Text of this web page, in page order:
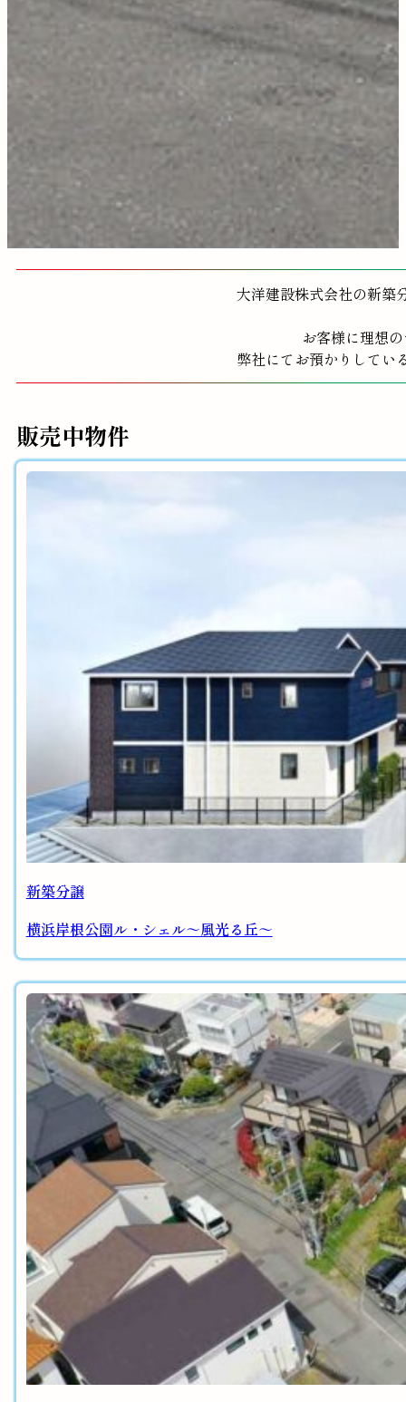
大洋建設株式会社の新築
お客様に理想
弊社にてお預かりしてい
販売中物件
新築分譲
横浜岸根公園ル・シェル～風光る丘～